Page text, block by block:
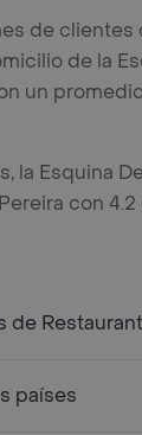
de
de la
un
la Esquina
con
de
países